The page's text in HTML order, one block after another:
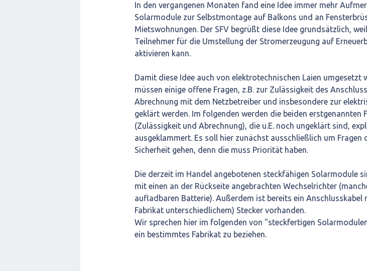
In den vergangenen Monaten fand eine Idee immer mehr
Solarmodule zur Selbstmontage auf Balkons und an
Mietswohnungen. Der SFV begrüßt diese Idee grundsätzlich,
Teilnehmer für die Umstellung der Stromerzeugung auf
aktivieren kann.
Damit diese Idee auch von elektrotechnischen Laien umgesetzt
müssen einige offene Fragen, z.B. zur Zulässigkeit des
Abrechnung mit dem Netzbetreiber und insbesondere zur
geklärt werden. Im folgenden werden die beiden erstgenannten
(Zulässigkeit und Abrechnung), die u.E. noch ungeklärt sind,
ausgeklammert. Es soll hier zunächst ausschließlich um Fragen
Sicherheit gehen, denn die muss Priorität haben.
Die derzeit im Handel angebotenen steckfähigen Solarmodule
mit einen an der Rückseite angebrachten Wechselrichter
aufladbaren Batterie). Außerdem ist bereits ein Anschlusskabel
Fabrikat unterschiedlichem) Stecker vorhanden.
Wir sprechen hier im folgenden von "steckfertigen
ein bestimmtes Fabrikat zu beziehen.